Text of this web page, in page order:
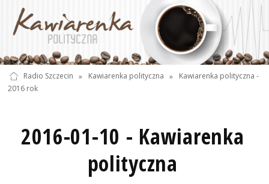
Radio Szczecin » Kawiarenka polityczna »
Kawiarenka polityczna -
2016 rok
2016-01-10 - Kawiarenka
polityczna